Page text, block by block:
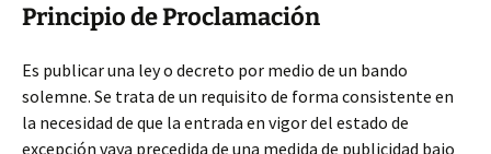
Principio de Proclamación
Es publicar una ley o decreto por medio de un bando
solemne. Se trata de un requisito de forma consistente en
la necesidad de que la entrada en vigor del estado de
excepción vaya precedida de una medida de publicidad bajo